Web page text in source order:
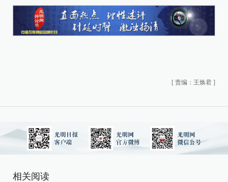
[ 责编：王焕君 ]
相关阅读